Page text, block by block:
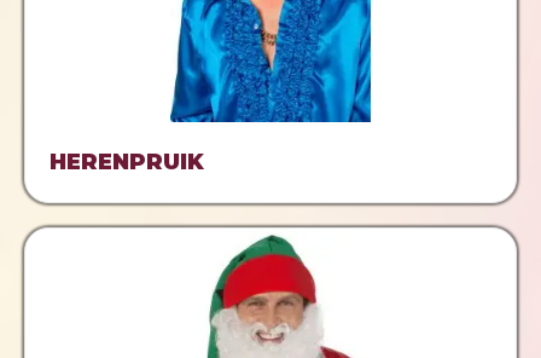
HERENPRUIK